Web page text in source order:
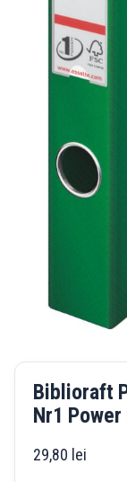
Biblioraft
Nr1
29,80 lei